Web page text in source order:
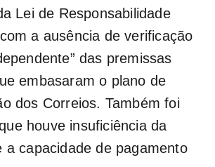
Lei de Responsabilidade
a ausência de verificação
das premissas
embasaram o plano de
dos Correios. Também foi
houve insuficiência da
a capacidade de pagamento